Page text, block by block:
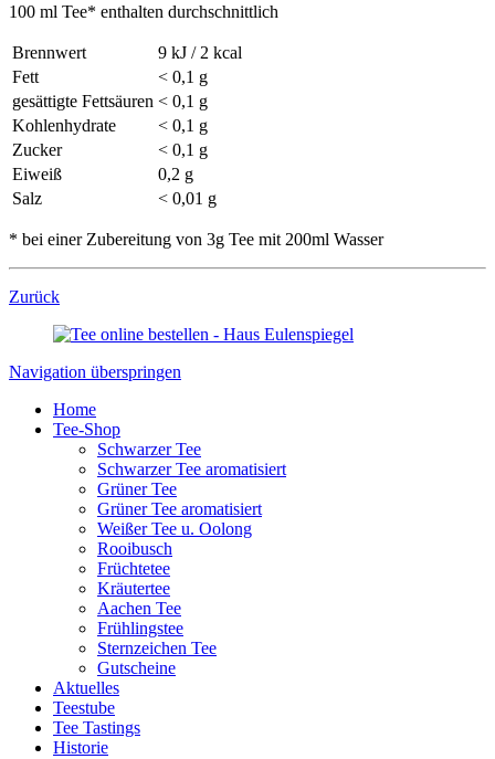
100 ml Tee* enthalten durchschnittlich
Brennwert
9 kJ / 2 kcal
Fett
< 0,1 g
gesättigte Fettsäuren < 0,1 g
Kohlenhydrate
< 0,1 g
Zucker
< 0,1 g
Eiweiß
0,2 g
Salz
< 0,01 g
* bei einer Zubereitung von 3g Tee mit 200ml Wasser
Zurück
Navigation überspringen
Home
Tee-Shop
Schwarzer Tee
Schwarzer Tee aromatisiert
Grüner Tee
Grüner Tee aromatisiert
Weißer Tee u. Oolong
Rooibusch
Früchtetee
Kräutertee
Aachen Tee
Frühlingstee
Sternzeichen Tee
Gutscheine
Aktuelles
Teestube
Tee Tastings
Historie